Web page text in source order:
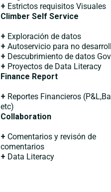
+ Estrictos requisitos Visuales
Climber Self Service
+ Exploración de datos
+ Autoservicio para no
+ Descubrimiento de datos
+ Proyectos de Data Literacy
Finance Report
+ Reportes Financieros
etc)
Collaboration
+ Comentarios y revisón de
comentarios
+ Data Literacy